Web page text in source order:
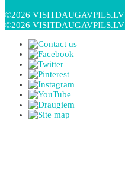
©2026 VISITDAUGAVPILS.LV
©2026 VISITDAUGAVPILS.LV